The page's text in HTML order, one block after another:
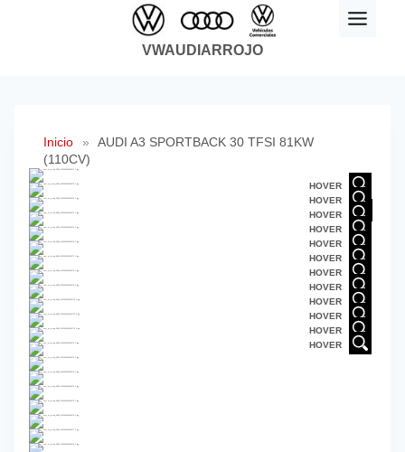
VWAUDIARROJO
Inicio »
AUDI A3 SPORTBACK 30 TFSI 81KW
(110CV)
HOVER
HOVER
HOVER
HOVER
HOVER
HOVER
HOVER
HOVER
HOVER
HOVER
HOVER
HOVER